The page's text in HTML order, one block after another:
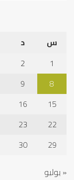
س
د
1
2
8
9
15
16
22
23
29
30
« يوليو